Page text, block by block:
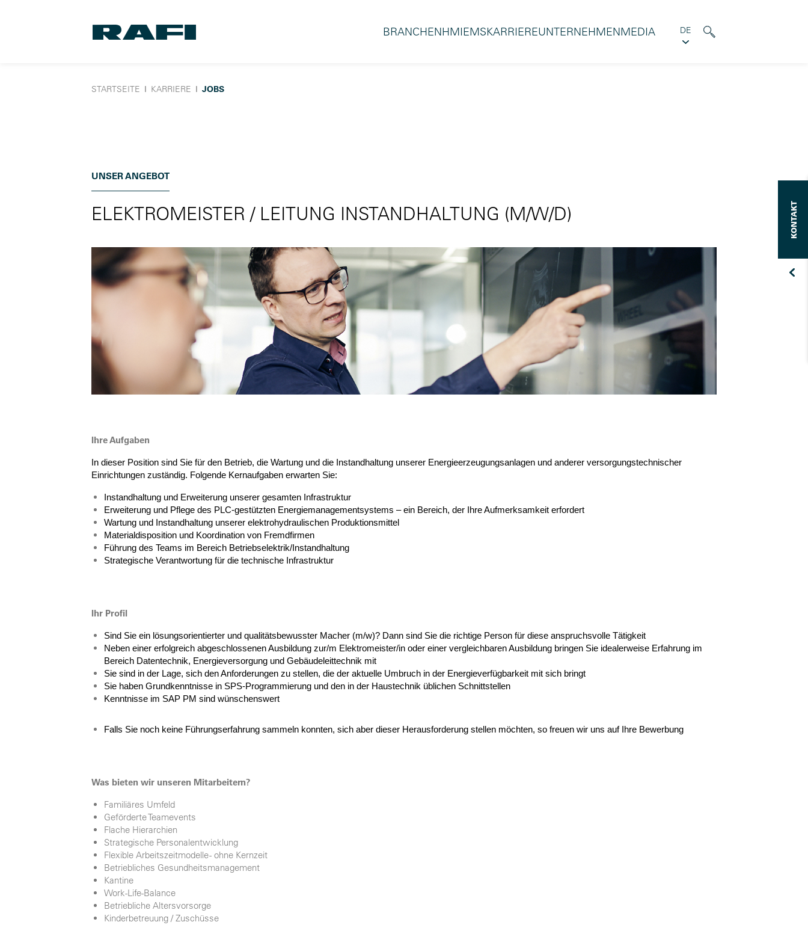
BRANCHENHMIEMSKARRIEREUNTERNEHMENMEDIA DE
STARTSEITE Ι KARRIERE Ι JOBS
KONTAKT
UNSER ANGEBOT
ELEKTROMEISTER / LEITUNG INSTANDHALTUNG (M/W/D)
Ihre Aufgaben
In dieser Position sind Sie für den Betrieb, die Wartung und die Instandhaltung unserer Energieerzeugungsanlagen und anderer versorgungstechnischer
Einrichtungen zuständig. Folgende Kernaufgaben erwarten Sie:
Instandhaltung und Erweiterung unserer gesamten Infrastruktur
Erweiterung und Pflege des PLC-gestützten Energiemanagementsystems – ein Bereich, der Ihre Aufmerksamkeit erfordert
Wartung und Instandhaltung unserer elektrohydraulischen Produktionsmittel
Materialdisposition und Koordination von Fremdfirmen
Führung des Teams im Bereich Betriebselektrik/Instandhaltung
Strategische Verantwortung für die technische Infrastruktur
Ihr Profil
Sind Sie ein lösungsorientierter und qualitätsbewusster Macher (m/w)? Dann sind Sie die richtige Person für diese anspruchsvolle Tätigkeit
Neben einer erfolgreich abgeschlossenen Ausbildung zur/m Elektromeister/in oder einer vergleichbaren Ausbildung bringen Sie idealerweise Erfahrung im
Bereich Datentechnik, Energieversorgung und Gebäudeleittechnik mit
Sie sind in der Lage, sich den Anforderungen zu stellen, die der aktuelle Umbruch in der Energieverfügbarkeit mit sich bringt
Sie haben Grundkenntnisse in SPS-Programmierung und den in der Haustechnik üblichen Schnittstellen
Kenntnisse im SAP PM sind wünschenswert
Falls Sie noch keine Führungserfahrung sammeln konnten, sich aber dieser Herausforderung stellen möchten, so freuen wir uns auf Ihre Bewerbung
Was bieten wir unseren Mitarbeitern?
Familiäres Umfeld
Geförderte Teamevents
Flache Hierarchien
Strategische Personalentwicklung
Flexible Arbeitszeitmodelle - ohne Kernzeit
Betriebliches Gesundheitsmanagement
Kantine
Work-Life-Balance
Betriebliche Altersvorsorge
Kinderbetreuung / Zuschüsse